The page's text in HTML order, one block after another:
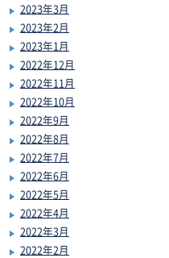
2023年3月
2023年2月
2023年1月
2022年12月
2022年11月
2022年10月
2022年9月
2022年8月
2022年7月
2022年6月
2022年5月
2022年4月
2022年3月
2022年2月